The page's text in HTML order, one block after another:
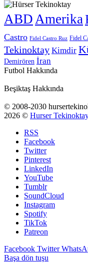
ABDAmerika
Castro Fidel Castro Ruz Fidel
Tekinoktay Kimdir
Demirören İran
Futbol Hakkında
Beşiktaş Hakkında
© 2008-2030
2026 © Hurser
RSS
Facebook
Twitter
Pinterest
LinkedIn
YouTube
Tumblr
SoundCloud
Instagram
Spotify
TikTok
Patreon
Facebook Twitter
Başa dön tuşu